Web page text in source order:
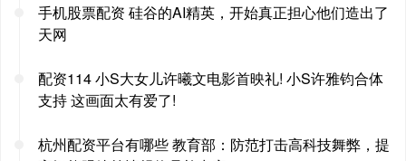
手机股票配资 硅谷的AI精英，开始真正担心他们造出了
天网
配资114 小S大女儿许曦文电影首映礼! 小S许雅钧合体
支持 这画面太有爱了!
杭州配资平台有哪些 教育部：防范打击高科技舞弊，提